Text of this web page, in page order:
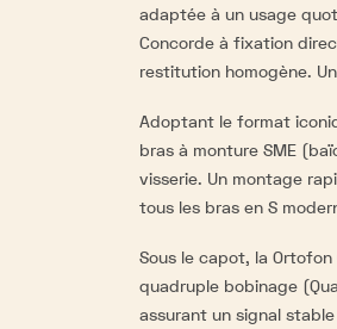
adaptée à un usage
Concorde à fixation
restitution homogène.
Adoptant le format
bras à monture SME
visserie. Un montage
tous les bras en S
Sous le capot, la Ortofon
quadruple bobinage
assurant un signal